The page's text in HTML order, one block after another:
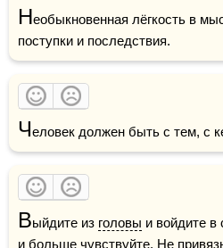
Необыкновенная лёгкость в
поступки и последствия.
Человек должен быть с тем, с
Выйдите из головы и войдите
и больше чувствуйте. Не